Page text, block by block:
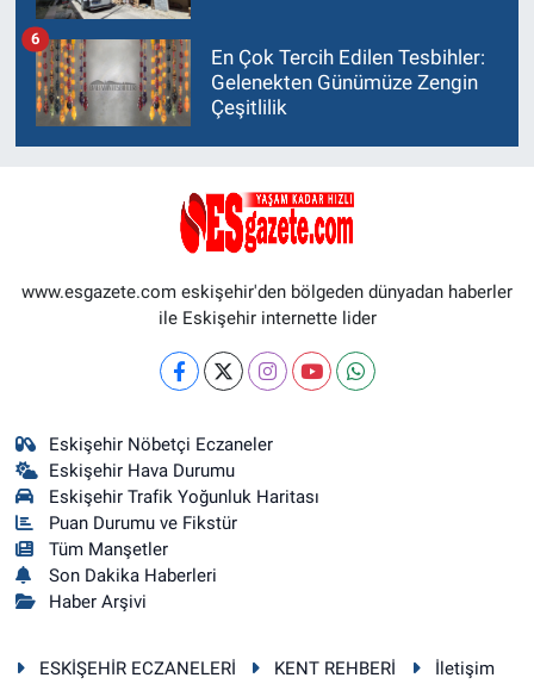
En Çok Tercih Edilen Tesbihler:
Gelenekten Günümüze Zengin
Çeşitlilik
6
www.esgazete.com eskişehir'den bölgeden dünyadan haberler
ile Eskişehir internette lider
Eskişehir Nöbetçi Eczaneler
Eskişehir Hava Durumu
Eskişehir Trafik Yoğunluk Haritası
Puan Durumu ve Fikstür
Tüm Manşetler
Son Dakika Haberleri
Haber Arşivi
ESKİŞEHİR ECZANELERİ KENT REHBERİ
İletişim
Yerel
Magazin
Bilim ve Teknoloji